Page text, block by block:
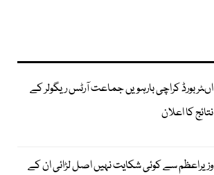
اںٹر بورڈ کراچی بارہویں جماعت آرٹس ریگولر کے
نتائج کا اعلان
وزیراعظم سے کوئی شکایت نہیں اصل لڑائی ان کے